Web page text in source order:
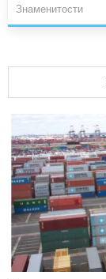
Знаменитости